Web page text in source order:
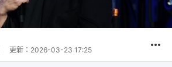
更新： 2026-03-23 17:25